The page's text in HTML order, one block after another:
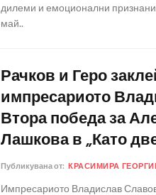
дилеми и емоционални
май..
Рачков и Геро
импресариото
Втора победа за
Лашкова в „Като
Публикувана от: КРАСИМИРА
Импресариото Владислав